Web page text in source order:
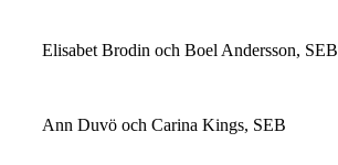
Elisabet Brodin och Boel Andersson, SEB
Ann Duvö och Carina Kings, SEB